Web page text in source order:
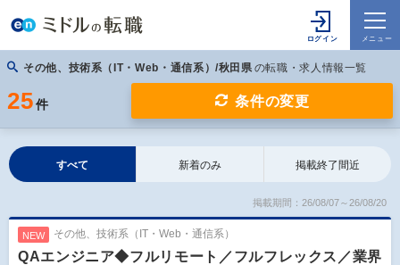
その他、技術系（IT・Web・通信系）/秋田県 の転職・求人情報一覧
25 件 条件の変更
すべて 新着のみ 掲載終了間近
掲載期間：26/08/07～26/08/20
NEW その他、技術系（IT・Web・通信系）
QAエンジニア◆フルリモート／フルフレックス／業界